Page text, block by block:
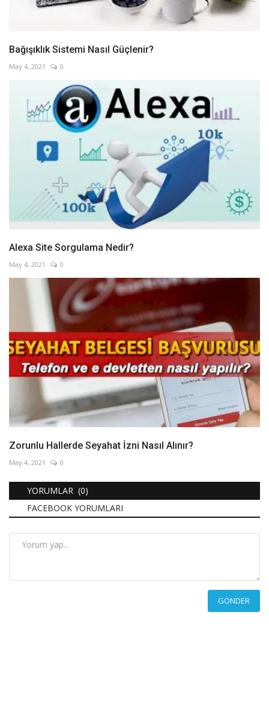
Bağışıklık Sistemi Nasıl Güçlenir?
May 4, 2021 0
Alexa Site Sorgulama Nedir?
May 4, 2021 0
Zorunlu Hallerde Seyahat İzni Nasıl Alınır?
May 4, 2021 0
YORUMLAR (0)
FACEBOOK YORUMLARI
GÖNDER